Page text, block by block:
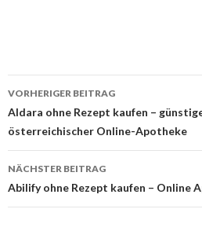
Beitrags-
Navigation
VORHERIGER BEITRAG
Aldara ohne Rezept kaufen –
österreichischer Online-Apotheke
NÄCHSTER BEITRAG
Abilify ohne Rezept kaufen – Online